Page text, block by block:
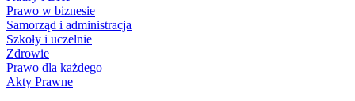
Prawo w biznesie
Samorząd i administracja
Szkoły i uczelnie
Zdrowie
Prawo dla każdego
Akty Prawne